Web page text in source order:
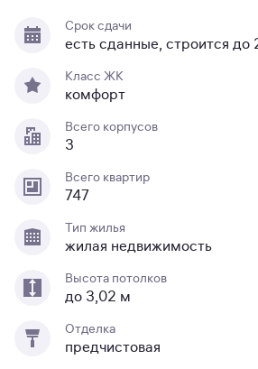
Срок сдачи
есть сданные, строится до
Класс ЖК
комфорт
Всего корпусов
3
Всего квартир
747
Тип жилья
жилая недвижимость
Высота потолков
до 3,02 м
Отделка
предчистовая